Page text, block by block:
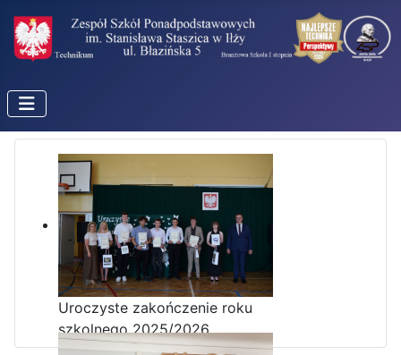
Uroczyste zakończenie roku
szkolnego 2025/2026